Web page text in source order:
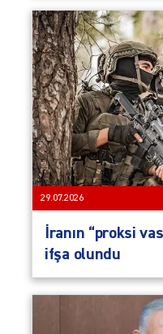
29.07.2026
İranın “proksi
ifşa olundu